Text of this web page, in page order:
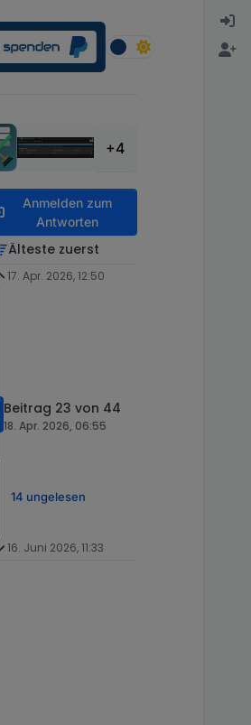
+4
Anmelden zum
Antworten
Älteste zuerst
17. Apr. 2026, 12:50
Beitrag 23 von 44
18. Apr. 2026, 06:55
14 ungelesen
16. Juni 2026, 11:33